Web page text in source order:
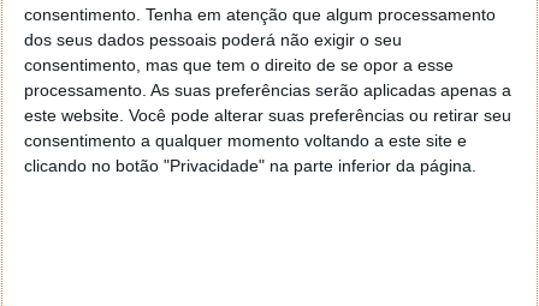
consentimento. Tenha em atenção que algum processamento
dos seus dados pessoais poderá não exigir o seu
consentimento, mas que tem o direito de se opor a esse
processamento. As suas preferências serão aplicadas apenas a
este website. Você pode alterar suas preferências ou retirar seu
consentimento a qualquer momento voltando a este site e
clicando no botão "Privacidade" na parte inferior da página.
Está na hora de ver a apresentação da Nokia no
MWC19
Em suma, uma aposta dual, com um reforço do
segmento de entrada e gama média. Entretanto, é
praticamente certa a apresentação de um novo topo